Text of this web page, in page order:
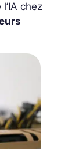
chez